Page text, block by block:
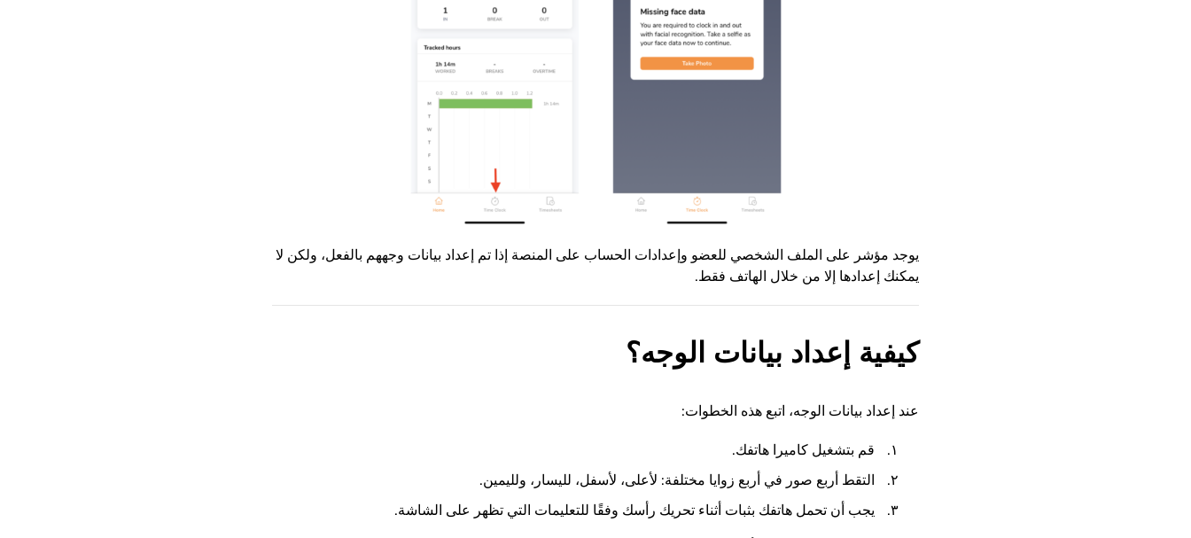
يوجد مؤشر على الملف الشخصي للعضو وإعدادات الحساب على المنصة إذا تم إعداد بيانات وجههم بالفعل، ولكن لا
يمكنك إعدادها إلا من خلال الهاتف فقط.
كيفية إعداد بيانات الوجه؟
عند إعداد بيانات الوجه، اتبع هذه الخطوات:
قم بتشغيل كاميرا هاتفك.
التقط أربع صور في أربع زوايا مختلفة: لأعلى، لأسفل، لليسار، ولليمين.
يجب أن تحمل هاتفك بثبات أثناء تحريك رأسك وفقًا للتعليمات التي تظهر على الشاشة.